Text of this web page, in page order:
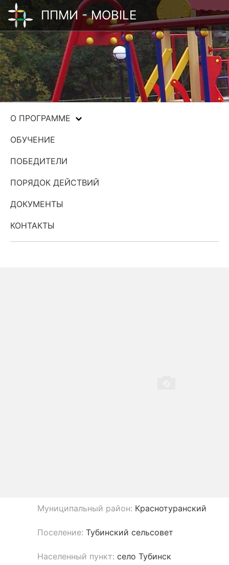
ППМИ - MOBILE
О ПРОГРАММЕ
ОБУЧЕНИЕ
ПОБЕДИТЕЛИ
ПОРЯДОК ДЕЙСТВИЙ
ДОКУМЕНТЫ
КОНТАКТЫ
Муниципальный район: Краснотуранский
Поселение: Тубинский сельсовет
Населенный пункт: село Тубинск